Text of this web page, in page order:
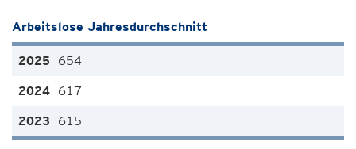
Arbeitslose Jahresdurchschnitt
654
617
615